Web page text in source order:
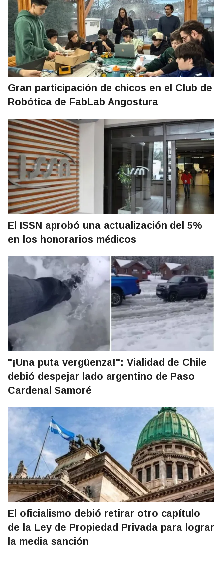
Gran participación de chicos en el Club de
Robótica de FabLab Angostura
El ISSN aprobó una actualización del 5%
en los honorarios médicos
"¡Una puta vergüenza!": Vialidad de Chile
debió despejar lado argentino de Paso
Cardenal Samoré
El oficialismo debió retirar otro capítulo
de la Ley de Propiedad Privada para lograr
la media sanción